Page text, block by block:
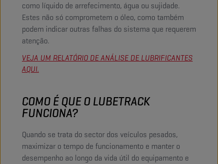
como líquido de arrefecimento, água ou sujidade.
Estes não só comprometem o óleo, como também
podem indicar outras falhas do sistema que requerem
atenção.
VEJA UM RELATÓRIO DE ANÁLISE DE LUBRIFICANTES
AQUI.
COMO É QUE O LUBETRACK
FUNCIONA?
Quando se trata do sector dos veículos pesados,
maximizar o tempo de funcionamento e manter o
desempenho ao longo da vida útil do equipamento e